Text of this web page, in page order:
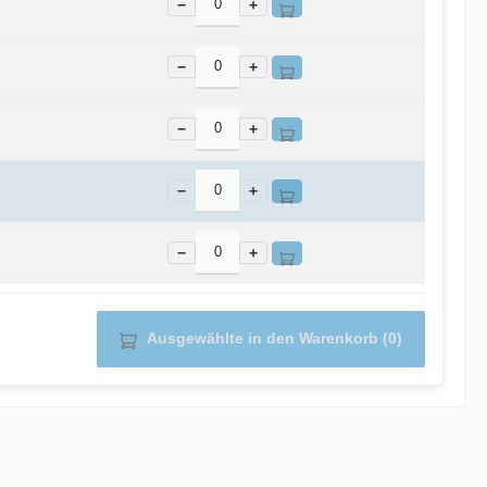
− +
− +
− +
− +
− +
Ausgewählte in den Warenkorb (0)